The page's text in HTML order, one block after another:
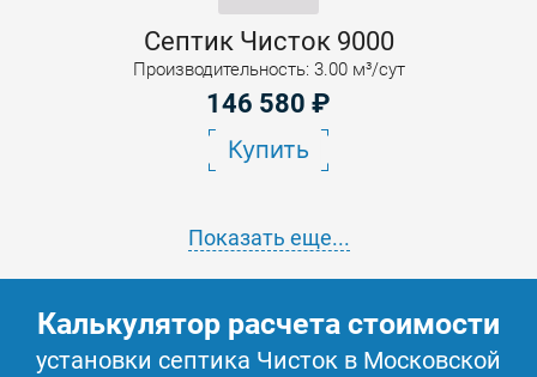
Септик Чисток 9000
Производительность: 3.00 м³/сут
146 580 ₽
Купить
Показать еще...
Калькулятор расчета стоимости
установки септика Чисток в Московской